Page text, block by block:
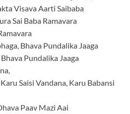
Visava Aarti Saibaba
Sai Baba Ramavara
Bhava Pundalika Jaaga
Pundalika Jaaga
Saisi Vandana, Karu Babansi
Paav Mazi Aai